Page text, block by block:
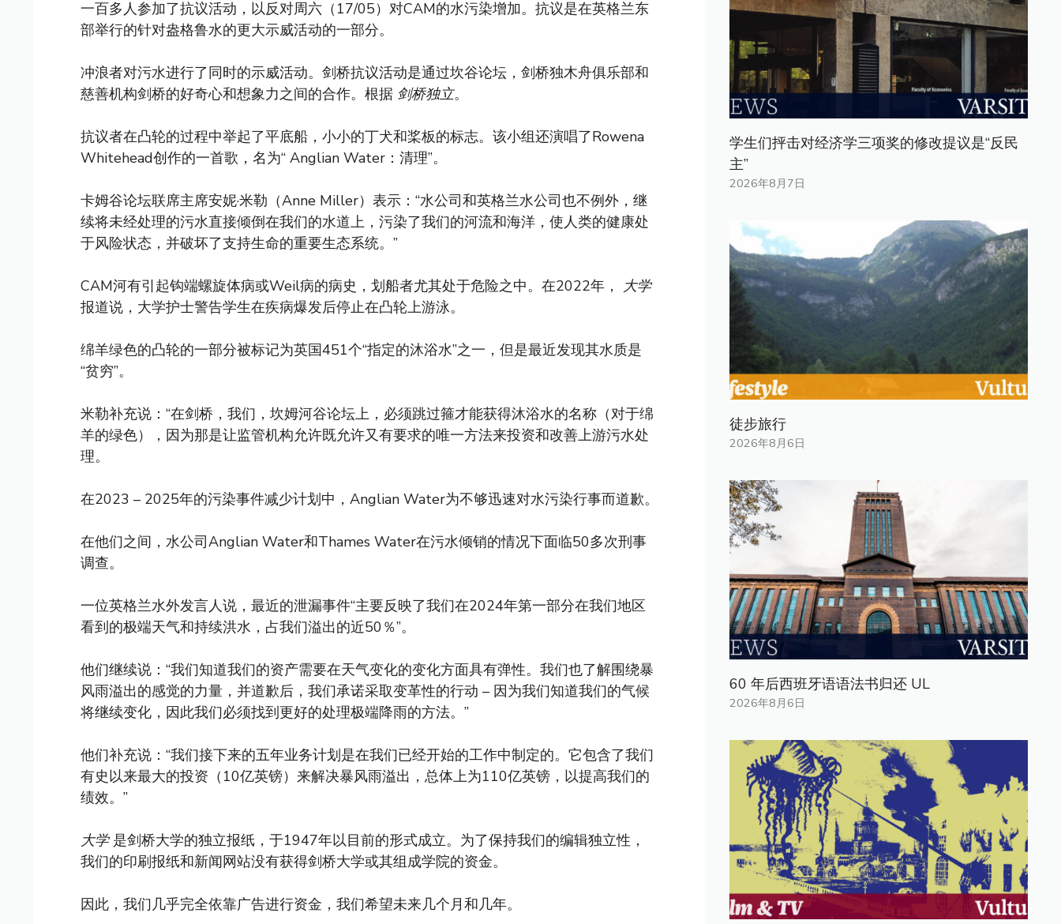
一百多人参加了抗议活动，以反对周六（17/05）对CAM的水污染增加。抗议是在英格兰东
部举行的针对盎格鲁水的更大示威活动的一部分。
冲浪者对污水进行了同时的示威活动。剑桥抗议活动是通过坎谷论坛，剑桥独木舟俱乐部和
慈善机构剑桥的好奇心和想象力之间的合作。根据 剑桥独立。
抗议者在凸轮的过程中举起了平底船，小小的丁犬和桨板的标志。该小组还演唱了Rowena
Whitehead创作的一首歌，名为“ Anglian Water：清理”。
卡姆谷论坛联席主席安妮·米勒（Anne Miller）表示：“水公司和英格兰水公司也不例外，继
续将未经处理的污水直接倾倒在我们的水道上，污染了我们的河流和海洋，使人类的健康处
于风险状态，并破坏了支持生命的重要生态系统。”
CAM河有引起钩端螺旋体病或Weil病的病史，划船者尤其处于危险之中。在2022年，
大学
报道说，大学护士警告学生在疾病爆发后停止在凸轮上游泳。
绵羊绿色的凸轮的一部分被标记为英国451个“指定的沐浴水”之一，但是最近发现其水质是
“贫穷”。
米勒补充说：“在剑桥，我们，坎姆河谷论坛上，必须跳过箍才能获得沐浴水的名称（对于绵
羊的绿色），因为那是让监管机构允许既允许又有要求的唯一方法来投资和改善上游污水处
理。
在2023 – 2025年的污染事件减少计划中，Anglian Water为不够迅速对水污染行事而道歉。
在他们之间，水公司Anglian Water和Thames Water在污水倾销的情况下面临50多次刑事
调查。
一位英格兰水外发言人说，最近的泄漏事件“主要反映了我们在2024年第一部分在我们地区
看到的极端天气和持续洪水，占我们溢出的近50％”。
他们继续说：“我们知道我们的资产需要在天气变化的变化方面具有弹性。我们也了解围绕暴
风雨溢出的感觉的力量，并道歉后，我们承诺采取变革性的行动 – 因为我们知道我们的气候
将继续变化，因此我们必须找到更好的处理极端降雨的方法。”
他们补充说：“我们接下来的五年业务计划是在我们已经开始的工作中制定的。它包含了我们
有史以来最大的投资（10亿英镑）来解决暴风雨溢出，总体上为110亿英镑，以提高我们的
绩效。”
大学是剑桥大学的独立报纸，于1947年以目前的形式成立。为了保持我们的编辑独立性，
我们的印刷报纸和新闻网站没有获得剑桥大学或其组成学院的资金。
因此，我们几乎完全依靠广告进行资金，我们希望未来几个月和几年。
学生们抨击对经济学三项奖的修改提议是“反民
主”
2026年8月7日
徒步旅行
2026年8月6日
60 年后西班牙语语法书归还 UL
2026年8月6日